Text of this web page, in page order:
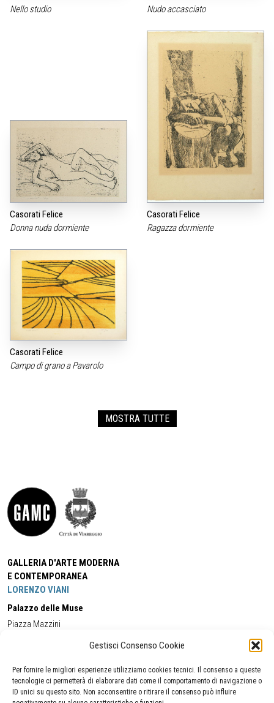
Gestisci Consenso Cookie
Per fornire le migliori esperienze utilizziamo cookies tecnici. Il consenso a queste
tecnologie ci permetterà di elaborare dati come il comportamento di navigazione o
ID unici su questo sito. Non acconsentire o ritirare il consenso può influire
Nello studio
Nudo accasciato
Casorati Felice
Donna nuda dormiente
Casorati Felice
Ragazza dormiente
Casorati Felice
Campo di grano a Pavarolo
MOSTRA TUTTE
GALLERIA D'ARTE MODERNA
E CONTEMPORANEA
LORENZO VIANI
Palazzo delle Muse
Piazza Mazzini
Cell:+39 338 5714978 (orario apertura Galleria)
Tel:
+39 0584 944580
(orario 09.00/13.00)
Email:gamc@comune.viareggio.lu.it